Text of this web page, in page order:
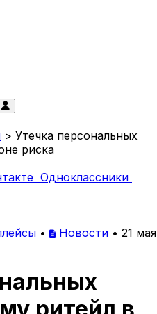
> Утечка персональных
риска
Одноклассники
• Новости • 21 мая